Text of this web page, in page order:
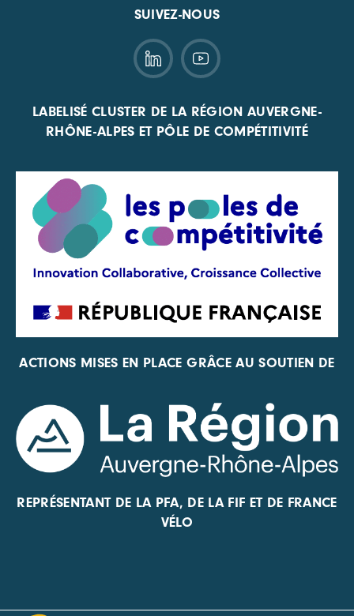
SUIVEZ-NOUS
LABELISÉ CLUSTER DE LA RÉGION AUVERGNE-
RHÔNE-ALPES ET PÔLE DE COMPÉTITIVITÉ
ACTIONS MISES EN PLACE GRÂCE AU SOUTIEN DE
REPRÉSENTANT DE LA PFA, DE LA FIF ET DE FRANCE
VÉLO